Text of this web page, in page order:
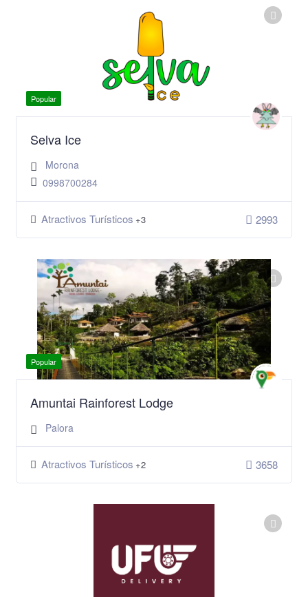
Popular
Selva Ice
Morona
0998700284
Atractivos Turísticos +3 2993
Popular
Amuntai Rainforest Lodge
Palora
Atractivos Turísticos +2 3658